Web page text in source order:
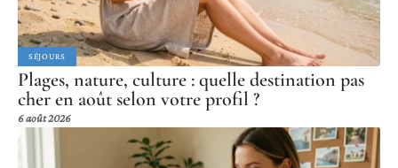
SÉJOURS
Plages, nature, culture : quelle destination pas
cher en août selon votre profil ?
6 août 2026